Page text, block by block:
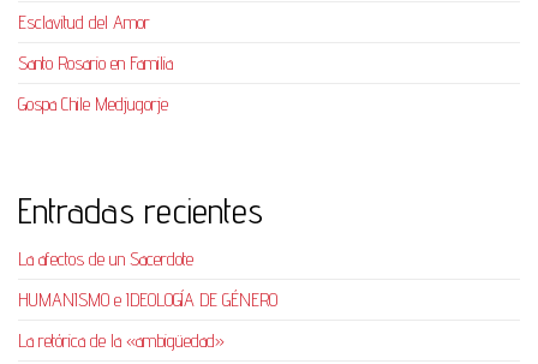
Esclavitud del Amor
Santo Rosario en Familia
Gospa Chile Medjugorje
Entradas recientes
La afectos de un Sacerdote
HUMANISMO e IDEOLOGÍA DE GÉNERO
La retórica de la «ambigüedad»